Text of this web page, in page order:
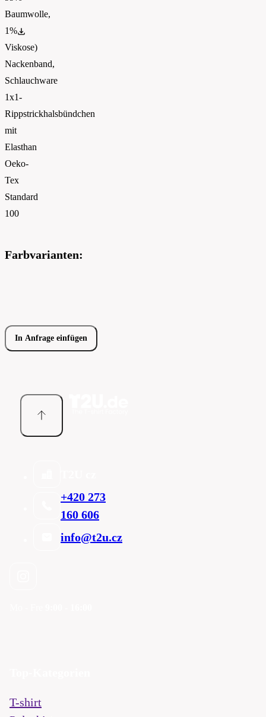
Baumwolle,
1%
Viskose)
Nackenband,
Schlauchware
1x1-
Rippstrickhalsbündchen
mit
Elasthan
Oeko-
Tex
Standard
100
Farbvarianten:
In Anfrage einfügen
+420 273
160 606
info@t2u.cz
T-shirt